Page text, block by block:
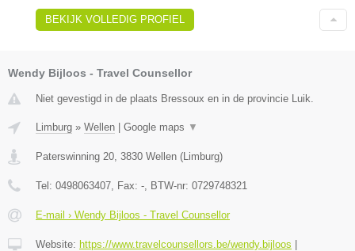
BEKIJK VOLLEDIG PROFIEL
Wendy Bijloos - Travel Counsellor
Niet gevestigd in de plaats Bressoux en in de provincie Luik.
Limburg » Wellen Google maps ▼
Paterswinning 20 3830 Wellen ( Limburg)
Tel: 0498063407 , Fax: - , BTW-nr: 0729748321
E-mail › Wendy Bijloos - Travel Counsellor
Website: https://www.travelcounsellors.be/wendy.bijloos